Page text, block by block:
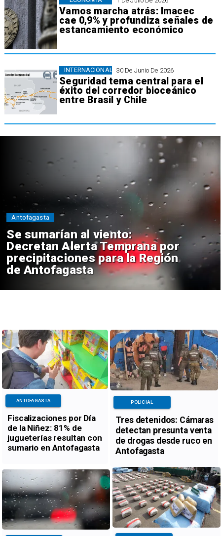
Vamos marcha atrás: Imacec
cae 0,9% y profundiza señales de
estancamiento económico
30 De Junio De 2026
Seguridad tema central para el
éxito del corredor bioceánico
entre Brasil y Chile
INTERNACIONAL
Se sumarían al viento:
Decretan Alerta Temprana por
precipitaciones para la Región
de Antofagasta
Antofagasta
Fiscalizaciones por Día
de la Niñez: 81% de
jugueterías resultan con
sumario en Antofagasta
ANTOFAGASTA
Tres detenidos: Cámaras
detectan presunta venta
de drogas desde ruco en
Antofagasta
POLICIAL